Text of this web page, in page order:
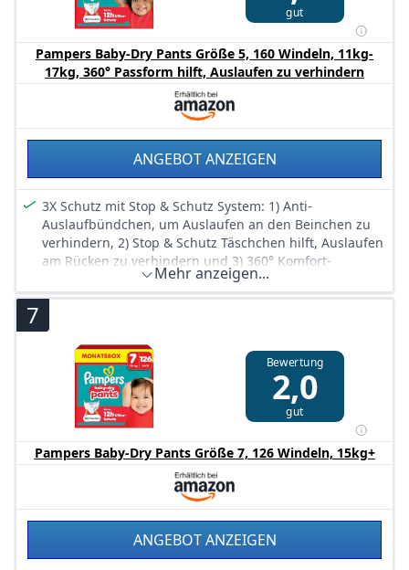
Einfaches Windelwechseln: zum Anziehen hochziehen,
zum Ausziehen die Seitenbündchen aufreißen,
einrollen und dank Klebestreifen einfach entsorgen
Skin Health Alliance bestätigt, dass Pampers Pants bei
Kontakt mit Babyhaut sicher sind
Mit Pampers Feuchttüchern verwenden
gut
Pampers Baby-Dry Pants Größe 5, 160 Windeln, 11kg-
17kg, 360° Passform hilft, Auslaufen zu verhindern
ANGEBOT ANZEIGEN
3X Schutz mit Stop & Schutz System: 1) Anti-
Auslaufbündchen, um Auslaufen an den Beinchen zu
verhindern, 2) Stop & Schutz Täschchen hilft, Auslaufen
am Rücken zu verhindern und 3) 360° Komfort-
Anti-Auslaufbündchen helfen, Auslaufen rund um die
Stop & Schutz Täschchen hilft, Auslaufen am Rücken zu
verhindern
360° Passform passt sich den Bewegungen deines
aktiven Babys an
Mit einem super saugfähigen Kern, der Flüssigkeit
sofort absorbiert
Einfaches Windelwechseln: zum Anziehen hochziehen,
zum Ausziehen die Seitenbündchen aufreißen,
einrollen und dank Klebestreifen einfach entsorgen
Skin Health Alliance bestätigt, dass Pampers Pants bei
Kontakt mit Babyhaut sicher sind
Mit Pampers Feuchttüchern verwenden
Mehr anzeigen...
7
Bewertung
2,0
gut
Pampers Baby-Dry Pants Größe 7, 126 Windeln, 15kg+
ANGEBOT ANZEIGEN